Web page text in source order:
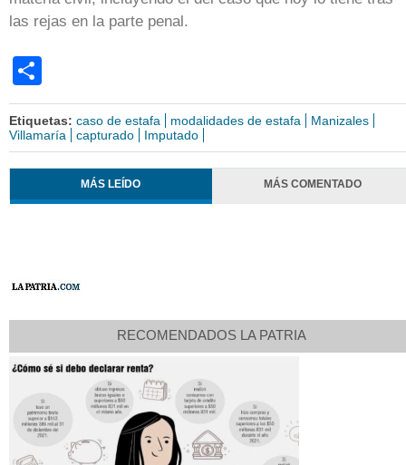
las rejas en la parte penal.
Etiquetas: caso de estafa modalidades de estafa
Manizales
Villamaría
capturado Imputado
MÁS LEÍDO MÁS COMENTADO
RECOMENDADOS LA PATRIA